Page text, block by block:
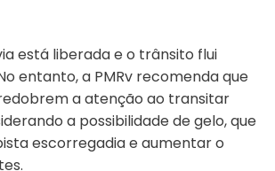
está liberada e o trânsito flui
entanto, a PMRv recomenda que
a atenção ao transitar
a possibilidade de gelo, que
escorregadia e aumentar o